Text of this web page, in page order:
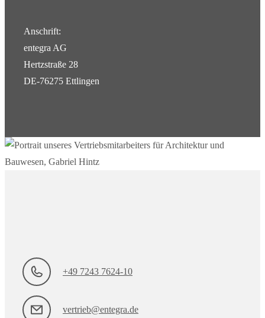
Anschrift:
entegra AG
Hertzstraße 28
DE-76275 Ettlingen
+49 7243 7624-10
vertrieb@entegra.de